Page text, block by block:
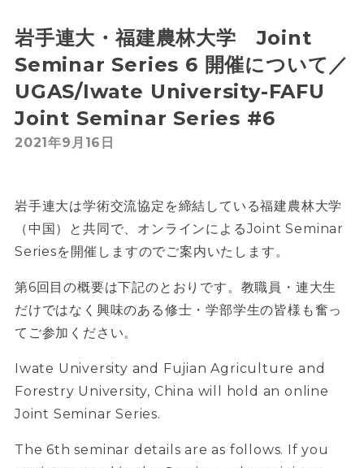
岩手連大・福建農林大学 Joint
Seminar Series 6 開催について／
UGAS/Iwate University-FAFU
Joint Seminar Series #6
2021年9月16日
岩手連大は学術交流協定を締結している福建農林大学
（中国）と共同で、オンラインによるJoint Seminar
Seriesを開催しますのでご案内いたします。
第6回目の概要は下記のとおりです。教職員・連大生
だけではなく興味のある修士・学部学生の皆様も奮っ
てご参加ください。
Iwate University and Fujian Agriculture and
Forestry University, China will hold an online
Joint Seminar Series.
The 6th seminar details are as follows. If you